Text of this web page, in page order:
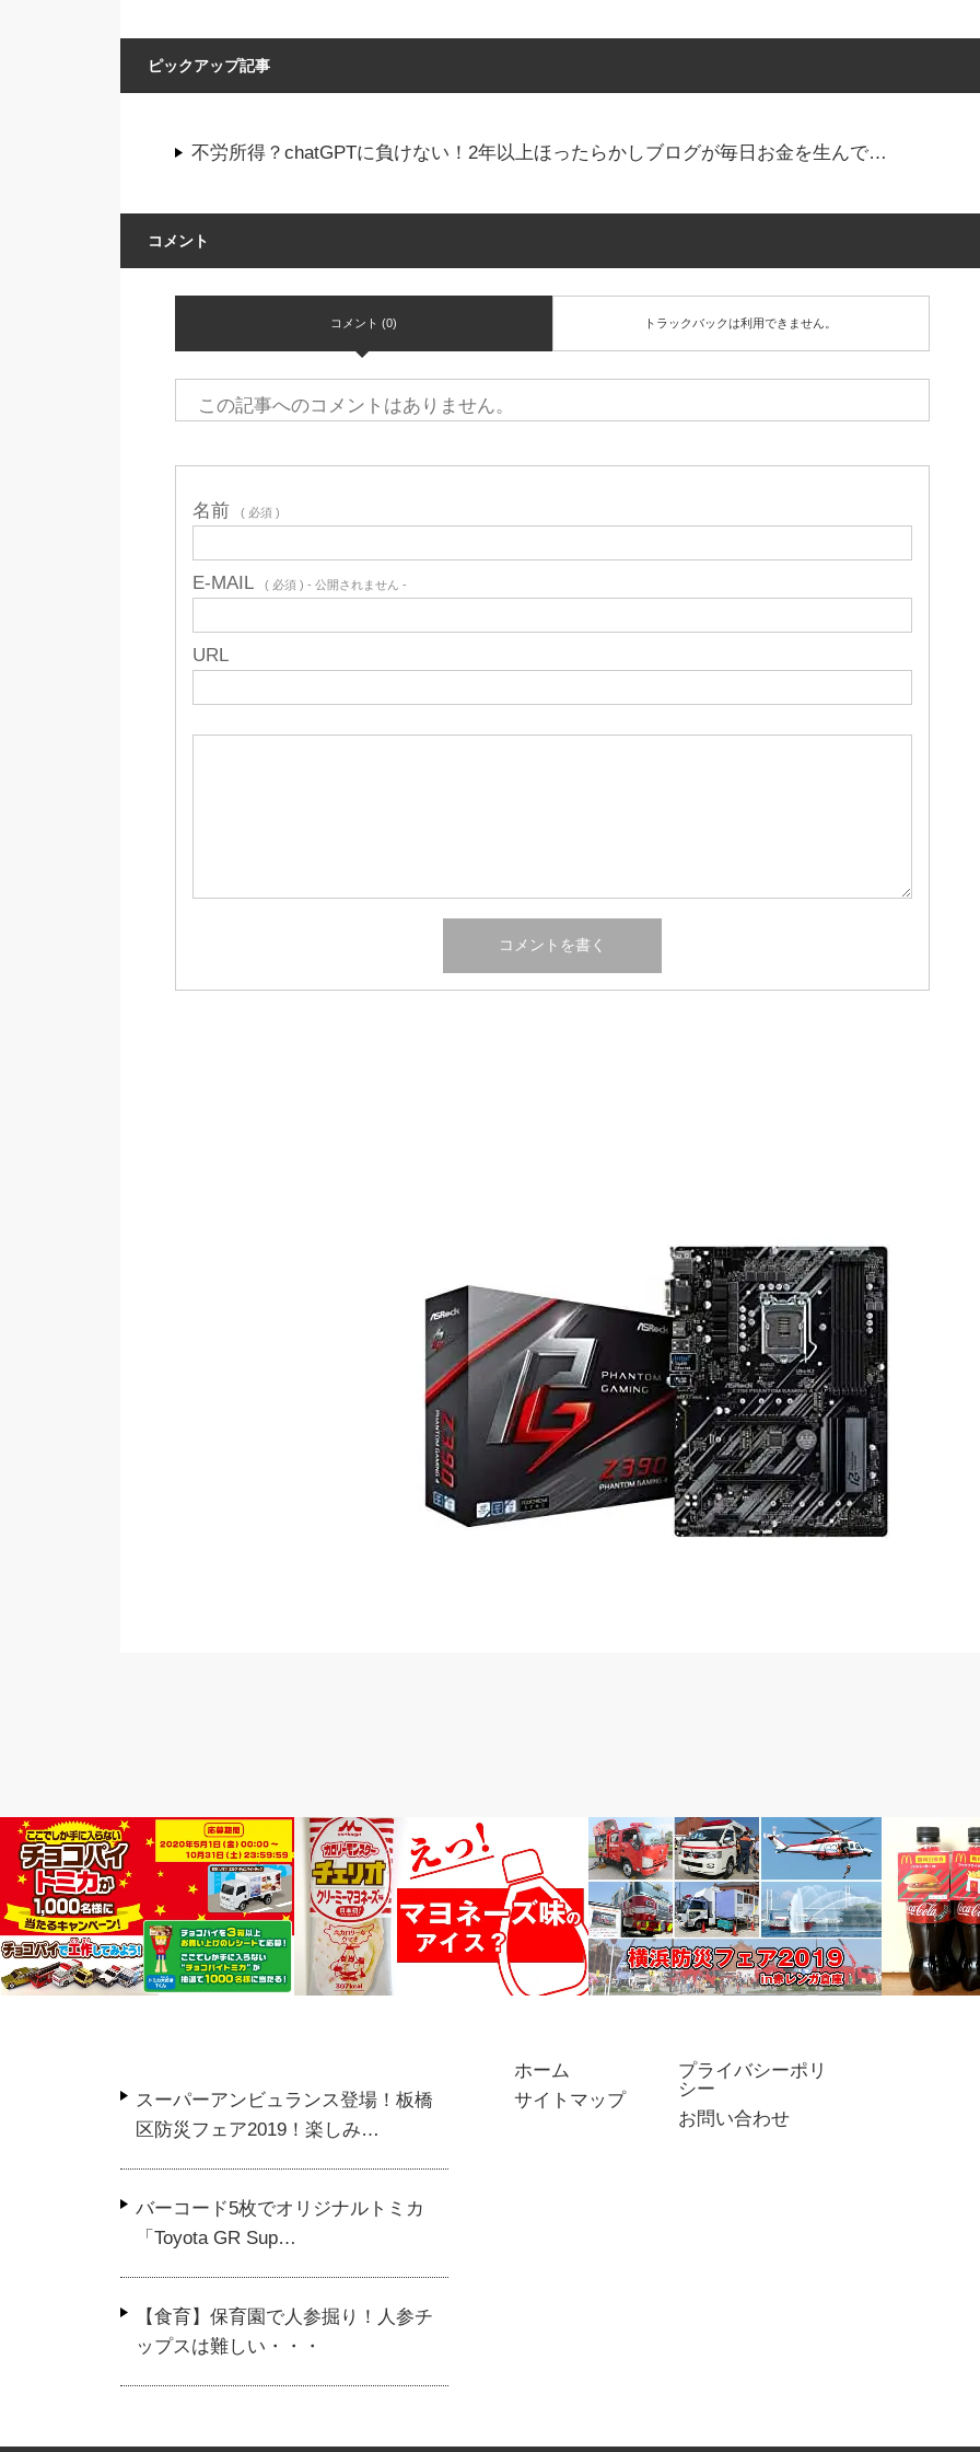
ピックアップ記事
不労所得？chatGPTに負けない！2年以上ほったらかしブログが毎日お金を生んで…
コメント
コメント (0) トラックバックは利用できません。
この記事へのコメントはありません。
名前 ( 必須 )
E-MAIL ( 必須 ) - 公開されません -
URL
チョコパイとトミカがコラボ！
チョコパイトミカが当たるキャ
日本発「クリーミーマヨネーズ
味」アイス？賛否分かれる
横浜防災フェア2019＠赤レン
ガ倉庫！はしご車搭乗体験や水
スーパーアンビュランス登場！板橋
区防災フェア2019！楽しみ…
バーコード5枚でオリジナルトミカ
「Toyota GR Sup…
【食育】保育園で人参掘り！人参チ
ップスは難しい・・・
ホーム
サイトマップ
プライバシーポリ
シー
お問い合わせ